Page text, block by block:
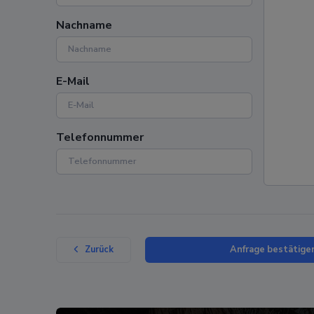
Nachname
E-Mail
Telefonnummer
Zurück Anfrage